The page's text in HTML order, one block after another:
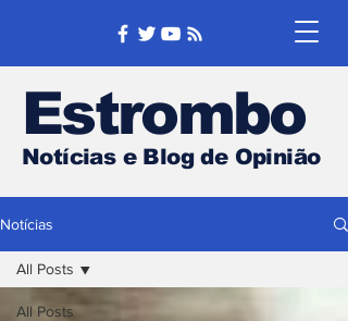
Estrombo
Notícias e Blog de Opinião
Notícias
All Posts
All Posts